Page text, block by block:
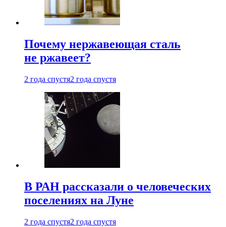
Почему нержавеющая сталь
не ржавеет?
2 года спустя2 года спустя
В РАН рассказали о человеческих
поселениях на Луне
2 года спустя2 года спустя